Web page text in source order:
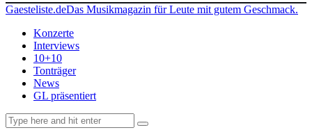
Gaesteliste.deDas Musikmagazin für Leute mit gutem Geschmack.
Konzerte
Interviews
10+10
Tonträger
News
GL präsentiert